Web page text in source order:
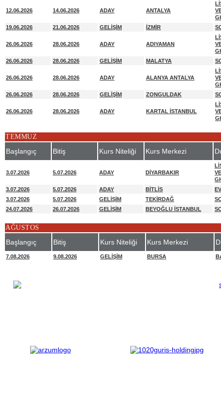
12.06.2026 14.06.2026 ADAY ANTALYA
19.06.2026
21.06.2026 GELİŞİM İZMİR
26.06.2026 28.06.2026 ADAY ADIYAMAN
26.06.2026
28.06.2026 GELİŞİM MALATYA
26.06.2026 28.06.2026 ADAY ALANYA ANTALYA
26.06.2026
28.06.2026 GELİŞİM ZONGULDAK
26.06.2026 28.06.2026 ADAY KARTAL İSTANBUL
TEMMUZ
Başlangıç Bitiş Kurs Niteliği Kurs Merkezi
3.07.2026 5.07.2026 ADAY DİYARBAKIR
3.07.2026
5.07.2026 ADAY BİTLİS
3.07.2026
5.07.2026 GELİŞİM TEKİRDAĞ
24.07.2026
26.07.2026 GELİŞİM BEYOĞLU İSTANBUL
AĞUSTOS
Başlangıç Bitiş Kurs Niteliği Kurs Merkezi
7.08.2026 9.08.2026 GELİŞİM BURSA